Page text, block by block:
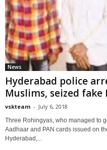
News
Hyderabad police
Muslims, seized fake
vskteam - July 6, 2018
Three Rohingyas, who managed to
Aadhaar and PAN cards issued on
Hyderabad,...